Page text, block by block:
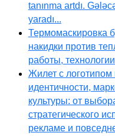
tanınma artdı.
yaradı...
Термомаскировка
накидки против
работы,
Жилет с логотипом
идентичности,
культуры: от
стратегического
рекламе и